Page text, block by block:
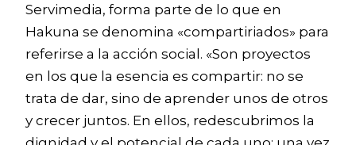
Servimedia, forma parte de lo que en
Hakuna se denomina «compartiriados» para
referirse a la acción social. «Son proyectos
en los que la esencia es compartir: no se
trata de dar, sino de aprender unos de otros
y crecer juntos. En ellos, redescubrimos la